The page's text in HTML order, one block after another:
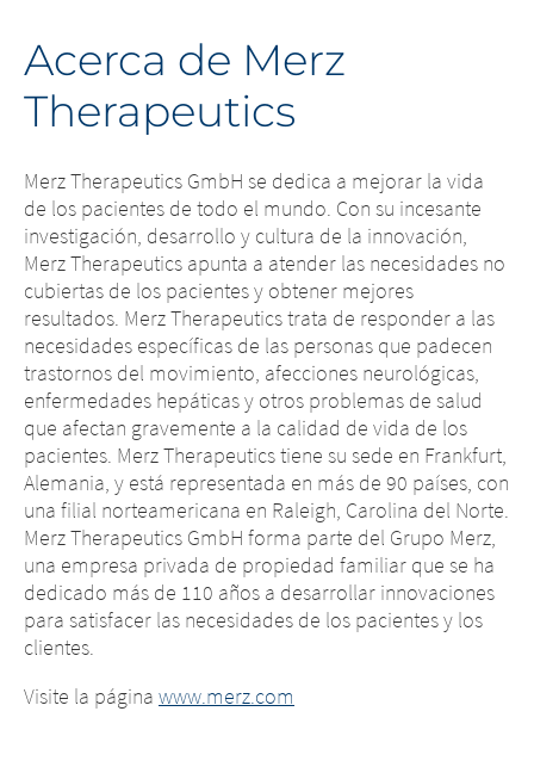
Acerca de Merz
Therapeutics
Merz Therapeutics GmbH se dedica a mejorar la vida
de los pacientes de todo el mundo. Con su incesante
investigación, desarrollo y cultura de la innovación,
Merz Therapeutics apunta a atender las necesidades no
cubiertas de los pacientes y obtener mejores
resultados. Merz Therapeutics trata de responder a las
necesidades específicas de las personas que padecen
trastornos del movimiento, afecciones neurológicas,
enfermedades hepáticas y otros problemas de salud
que afectan gravemente a la calidad de vida de los
pacientes. Merz Therapeutics tiene su sede en Frankfurt,
Alemania, y está representada en más de 90 países, con
una filial norteamericana en Raleigh, Carolina del Norte.
Merz Therapeutics GmbH forma parte del Grupo Merz,
una empresa privada de propiedad familiar que se ha
dedicado más de 110 años a desarrollar innovaciones
para satisfacer las necesidades de los pacientes y los
clientes.
Visite la página www.merz.com
plataforma - Está
abandonando
esta página.
Está abandonando esta página. Usted está
abandonado este sitio web. Con respecto al
contenido de la siguiente página y a los
enlaces a otros sitios web ubicados en esta
página, Merz Therapeutics puede no tener la
posibilidad de controlar el contenido y no
asumir ninguna responsabilidad por dicho
contenido y por las consecuencias de su uso
por parte de los visitantes. Revise las
políticas propias de cada página y rogamos
que nos notifique cualquier contenido ilegal
enlazado.
CONTINUE TOURL
Está
abandonando
Usted está abandonando este sitio
web. El contenido de los siguientes
sitios mantenidos por la empresa
matriz u otra empresa afiliada, o los
enlaces a otros sitios ubicados en este
sitio, están sujetos a los requisitos
legales del país en el que se mantiene
el sitio. Merz Therapeutics GmbH no
acepta responsabilidad alguna por el
contenido de estos sitios web ni por las
consecuencias de su uso por parte de
los visitantes. No obstante, le rogamos
que nos notifique inmediatamente
cualquier contenido ilegal de los sitios
enlazados.